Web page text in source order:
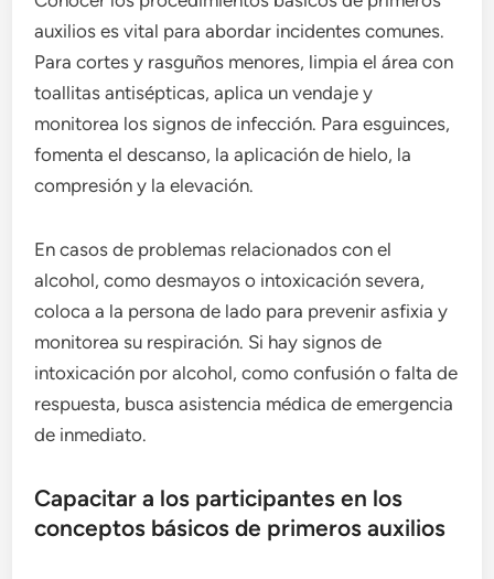
auxilios es vital para abordar incidentes comunes.
Para cortes y rasguños menores, limpia el área con
toallitas antisépticas, aplica un vendaje y
monitorea los signos de infección. Para esguinces,
fomenta el descanso, la aplicación de hielo, la
compresión y la elevación.
En casos de problemas relacionados con el
alcohol, como desmayos o intoxicación severa,
coloca a la persona de lado para prevenir asfixia y
monitorea su respiración. Si hay signos de
intoxicación por alcohol, como confusión o falta de
respuesta, busca asistencia médica de emergencia
de inmediato.
Capacitar a los participantes en los
conceptos básicos de primeros auxilios